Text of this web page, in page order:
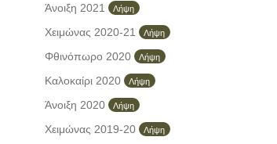
Άνοιξη 2021 Λήψη
Χειμώνας 2020-21 Λήψη
Φθινόπωρο 2020 Λήψη
Καλοκαίρι 2020 Λήψη
Άνοιξη 2020 Λήψη
Χειμώνας 2019-20 Λήψη